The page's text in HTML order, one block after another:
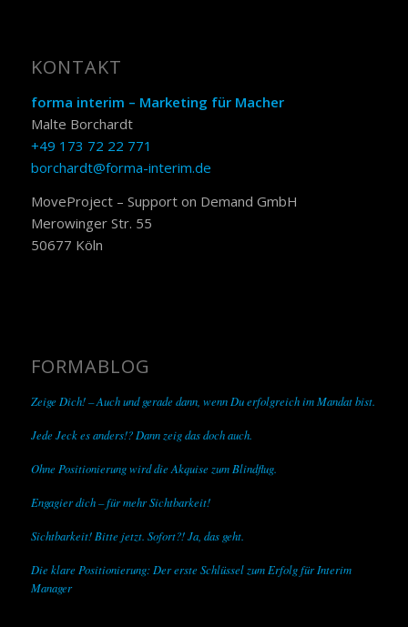
KONTAKT
forma interim – Marketing für Macher
Malte Borchardt
+49 173 72 22 771
borchardt@forma-interim.de
MoveProject – Support on Demand GmbH
Merowinger Str. 55
50677 Köln
FORMABLOG
Zeige Dich! – Auch und gerade dann, wenn Du erfolgreich im Mandat bist.
Jede Jeck es anders!? Dann zeig das doch auch.
Ohne Positionierung wird die Akquise zum Blindflug.
Engagier dich – für mehr Sichtbarkeit!
Sichtbarkeit! Bitte jetzt. Sofort?! Ja, das geht.
Die klare Positionierung: Der erste Schlüssel zum Erfolg für Interim
Manager